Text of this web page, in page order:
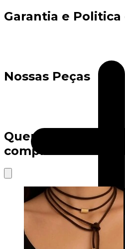
Garantia e Politica
Nossas Peças
Quem viu este
comprou